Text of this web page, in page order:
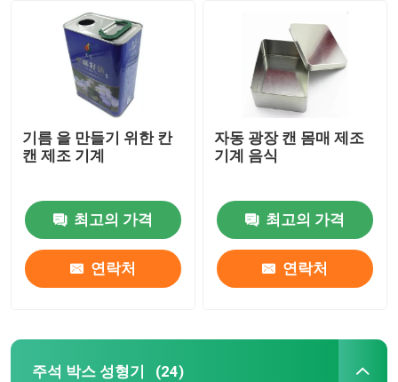
기름 을 만들기 위한 칸
캔 제조 기계
최고의 가격
연락처
자동 광장 캔 몸매 제조
기계 음식
최고의 가격
연락처
주석 박스 성형기 (24)